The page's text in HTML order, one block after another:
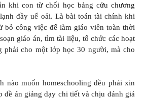
khi con từ chối học bảng cửu chương
đầy uể oải. Là bài toán tài chính khi
bỏ công việc để làm giáo viên toàn thời
giáo án, tìm tài liệu, tổ chức các hoạt
phải cho một lớp học 30 người, mà cho
nào muốn homeschooling đều phải xin
đề án giảng dạy chi tiết và chịu đánh giá